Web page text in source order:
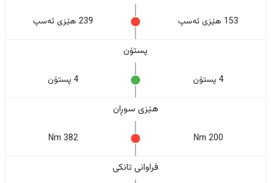
153 هێزی ئەسپ 239 هێزی ئەسپ
پستۆن
4 پستۆن 4 پستۆن
هێزی سوڕان
200 Nm
382 Nm
فراوانی تانکی